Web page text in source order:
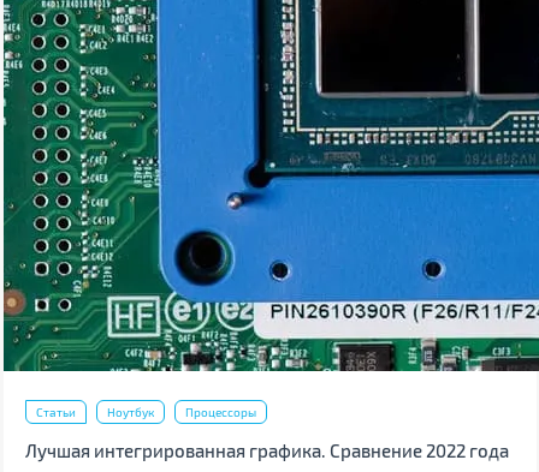
Статьи Ноутбук Процессоры
Лучшая интегрированная графика. Сравнение 2022 года